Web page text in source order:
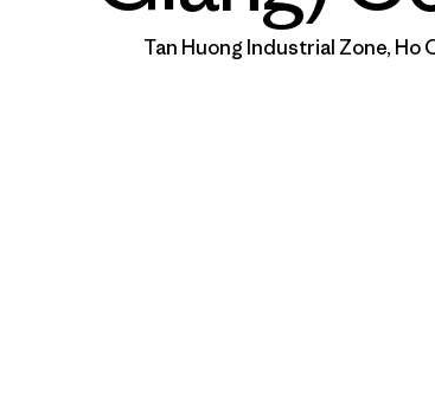
Tan Huong Industrial Zone, Ho